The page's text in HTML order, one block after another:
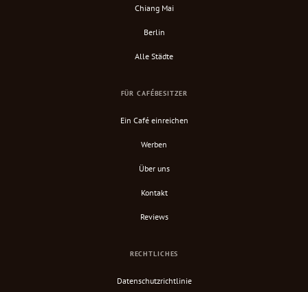
Chiang Mai
Berlin
Alle Städte
FÜR CAFÉBESITZER
Ein Café einreichen
Werben
Über uns
Kontakt
Reviews
RECHTLICHES
Datenschutzrichtlinie